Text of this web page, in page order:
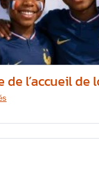
de l’accueil de